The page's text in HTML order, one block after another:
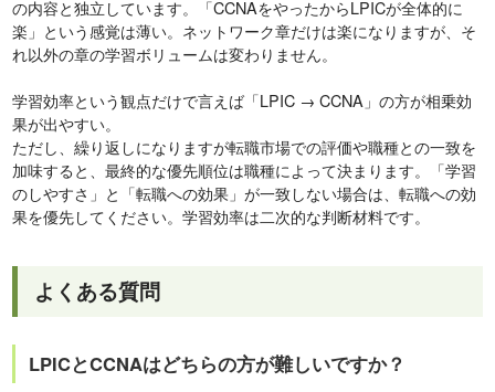
の内容と独立しています。「CCNAをやったからLPICが全体的に
楽」という感覚は薄い。ネットワーク章だけは楽になりますが、そ
れ以外の章の学習ボリュームは変わりません。
学習効率という観点だけで言えば「LPIC → CCNA」の方が相乗効
果が出やすい。
ただし、繰り返しになりますが転職市場での評価や職種との一致を
加味すると、最終的な優先順位は職種によって決まります。「学習
のしやすさ」と「転職への効果」が一致しない場合は、転職への効
果を優先してください。学習効率は二次的な判断材料です。
よくある質問
LPICとCCNAはどちらの方が難しいですか？